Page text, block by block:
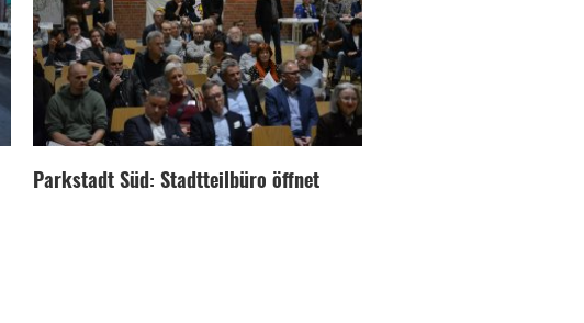
Parkstadt Süd: Stadtteilbüro öffnet